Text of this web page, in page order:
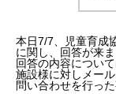
本日7/7、児童育成
に関し、回答が来ま
回答の内容につい
施設様に対しメー
問い合わせを行っ